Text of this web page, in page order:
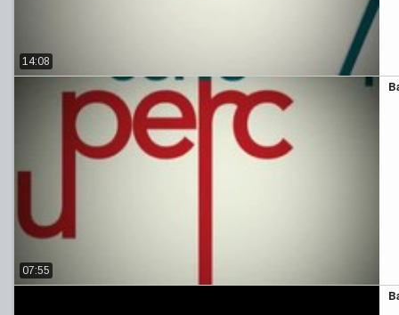
14:08
07:55